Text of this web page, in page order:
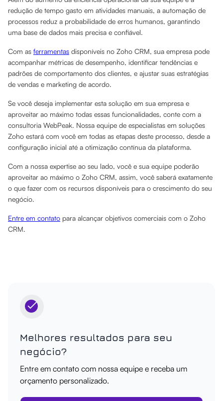
redução de tempo gasto em atividades manuais, a automação de
processos reduz a probabilidade de erros humanos, garantindo
uma base de dados mais precisa e confiável.
Com as ferramentas disponíveis no Zoho CRM, sua empresa pode
acompanhar métricas de desempenho, identificar tendências e
padrões de comportamento dos clientes, e ajustar suas estratégias
de vendas e marketing de acordo.
Se você deseja implementar esta solução em sua empresa e
aproveitar ao máximo todas essas funcionalidades, conte com a
consultoria WebPeak. Nossa equipe de especialistas em soluções
Zoho estará com você em todas as etapas deste processo, desde a
configuração inicial até a otimização contínua da plataforma.
Com a nossa expertise ao seu lado, você e sua equipe poderão
aproveitar ao máximo o Zoho CRM, assim, você saberá exatamente
o que fazer com os recursos disponíveis para o crescimento do seu
negócio.
Entre em contato para alcançar objetivos comerciais com o Zoho
CRM.
Melhores resultados para seu
negócio?
Entre em contato com nossa equipe e receba um
orçamento personalizado.